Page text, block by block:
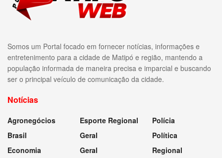
Somos um Portal focado em fornecer notícias, informações e
entretenimento para a cidade de Matipó e região, mantendo a
população informada de maneira precisa e imparcial e buscando
ser o principal veículo de comunicação da cidade.
Notícias
Agronegócios
Brasil
Economia
Esporte Regional
Geral
Geral
Polícia
Política
Regional